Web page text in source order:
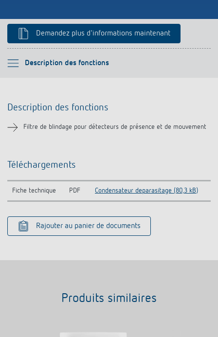
Application de Theben
Demandez plus d'informations maintenant
Description des fonctions
Veuillez sélectionner
Téléchargements
Description des fonctions
Filtre de blindage pour détecteurs de présence et de mouvement
Téléchargements
Fiche technique PDF Condensateur deparasitage (80,3 kB)
Rajouter au panier de documents
Produits similaires